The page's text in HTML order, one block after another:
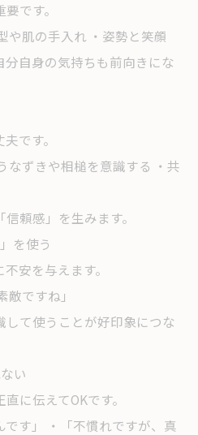
です。
や肌の手入れ ・姿勢と笑顔
自身の気持ちも前向きにな
です。
なずきや相槌を意識する ・共
頼感」を生みます。
を使う
安を与えます。
敵ですね」
て使うことが好印象につな
い
に伝えてOKです。
です」 ・「不慣れですが、真